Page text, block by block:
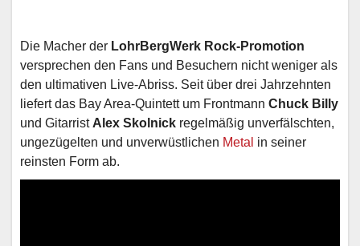
Die Macher der LohrBergWerk Rock-Promotion
versprechen den Fans und Besuchern nicht weniger als
den ultimativen Live-Abriss. Seit über drei Jahrzehnten
liefert das Bay Area-Quintett um Frontmann Chuck Billy
und Gitarrist Alex Skolnick regelmäßig unverfälschten,
ungezügelten und unverwüstlichen Metal in seiner
reinsten Form ab.